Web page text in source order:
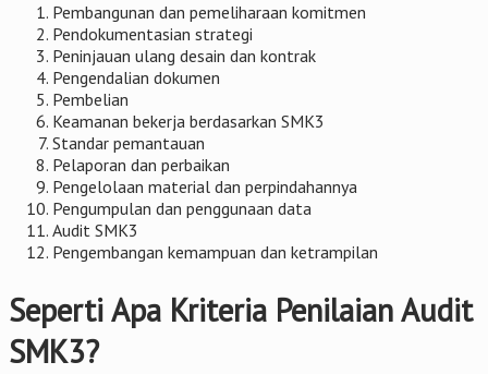
Pembangunan dan pemeliharaan komitmen
Pendokumentasian strategi
Peninjauan ulang desain dan kontrak
Pengendalian dokumen
Pembelian
Keamanan bekerja berdasarkan SMK3
Standar pemantauan
Pelaporan dan perbaikan
Pengelolaan material dan perpindahannya
Pengumpulan dan penggunaan data
Audit SMK3
Pengembangan kemampuan dan ketrampilan
Seperti Apa Kriteria Penilaian Audit
SMK3?